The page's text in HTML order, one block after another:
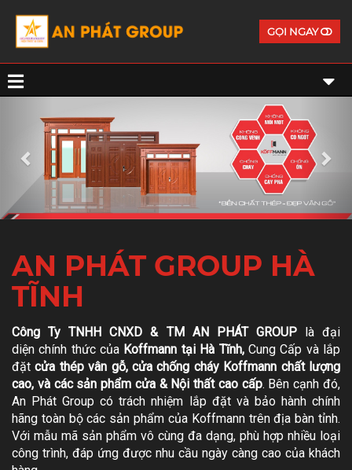
GỌI NGAY
AN PHÁT GROUP HÀ
TĨNH
Công Ty TNHH CNXD & TM AN PHÁT GROUPlà đại
diện chính thức của Koffmann tại Hà Tĩnh, Cung Cấp và lắp
đặtcửa thép vân gỗ, cửa chống cháy Koffmann chất lượng
cao, và các sản phẩm cửa & Nội thất cao cấp. Bên cạnh đó,
An Phát Group có trách nhiệm lắp đặt và bảo hành chính
hãng toàn bộ các sản phẩm của Koffmann trên địa bàn tỉnh.
Với mẫu mã sản phẩm vô cùng đa dạng, phù hợp nhiều loại
công trình, đáp ứng được nhu cầu ngày càng cao của khách